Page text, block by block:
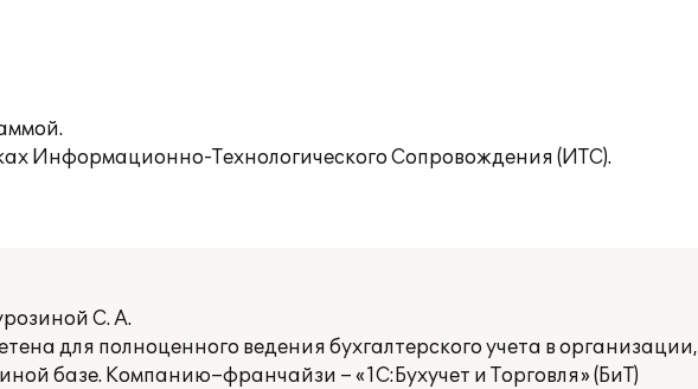
Информационно-Технологического Сопровождения (ИТС).
С. А.
для полноценного ведения бухгалтерского учета в организации,
базе. Компанию–франчайзи – «1С:Бухучет и Торговля» (БиТ)